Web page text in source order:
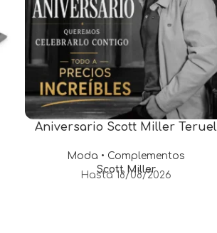
Aniversario Scott Miller Teruel
Moda • Complementos
Scott Miller
Hasta 18/08/2026